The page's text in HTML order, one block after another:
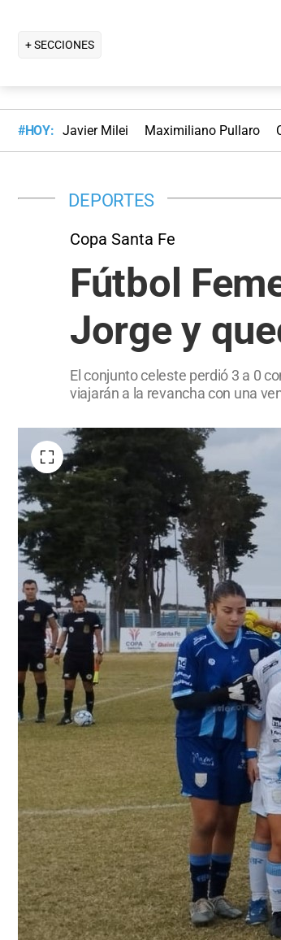
+ SECCIONES
#HOY: Javier Milei Maximiliano Pullaro
DEPORTES
Copa Santa Fe
Fútbol
Jorge y
El conjunto celeste perdió 3 a 0
viajarán a la revancha con una